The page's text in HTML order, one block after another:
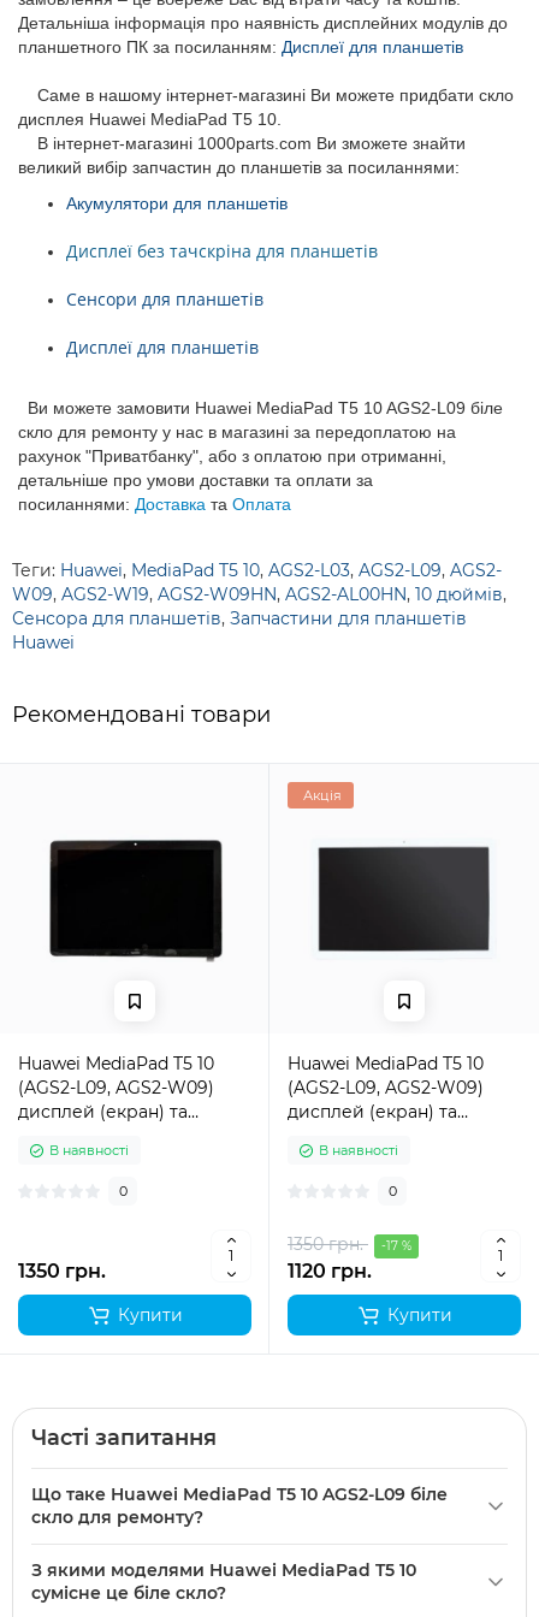
Детальніша інформація про наявність дисплейних модулів до
планшетного ПК за посиланням: Дисплеї для планшетів
Саме в нашому інтернет-магазині Ви можете придбати скло
дисплея Huawei MediaPad T5 10
В інтернет-магазині 1000parts.com Ви зможете знайти
великий вибір запчастин до планшетів за посиланнями:
Акумулятори для планшетів
Дисплеї без тачскріна для планшетів
Сенсори для планшетів
Дисплеї для планшетів
Ви можете замовити Huawei MediaPad T5 10 AGS2-L09 біле
скло для ремонту у нас в магазині за передоплатою на
рахунок "Приватбанку", або з оплатою при отриманні,
детальніше про умови доставки та оплати за
посиланнями: Доставка та Оплата
Теги: Huawei, MediaPad T5 10, AGS2-L03, AGS2-L09, AGS2-
W09, AGS2-W19, AGS2-W09HN, AGS2-AL00HN, 10 дюймів,
Сенсора для планшетів, Запчастини для планшетів
Huawei
Рекомендовані товари
Huawei MediaPad T5 10
(AGS2-L09, AGS2-W09)
дисплей (екран) та
В наявності
0
1350 грн.
Купити
Акція
Huawei MediaPad T5 10
(AGS2-L09, AGS2-W09)
дисплей (екран) та
В наявності
0
1350 грн. -17 %
1120 грн.
Купити
Часті запитання
Що таке Huawei MediaPad T5 10 AGS2-L09 біле
скло для ремонту?
це біле запасне скло (сенсорне покриття) для планшета
З якими моделями Huawei MediaPad T5 10
сумісне це біле скло?